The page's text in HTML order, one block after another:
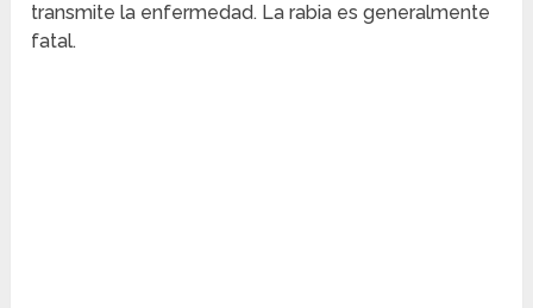
transmite la enfermedad. La rabia es generalmente
fatal.